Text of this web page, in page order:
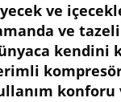
ve
ve
kendini
kompresör
konforu